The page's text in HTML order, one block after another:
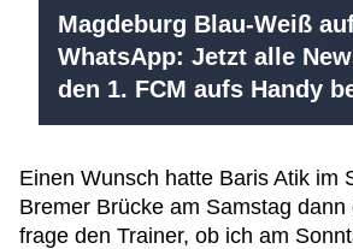
Magdeburg Blau-Weiß
WhatsApp: Jetzt alle
den 1. FCM aufs Handy
Einen Wunsch hatte Baris Atik im
Bremer Brücke am Samstag dann
frage den Trainer, ob ich am